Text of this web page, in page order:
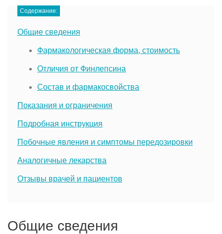
Содержание:
Общие сведения
Фармакологическая форма, стоимость
Отличия от Финлепсина
Состав и фармакосвойства
Показания и ограничения
Подробная инструкция
Побочные явления и симптомы передозировки
Аналогичные лекарства
Отзывы врачей и пациентов
Общие сведения